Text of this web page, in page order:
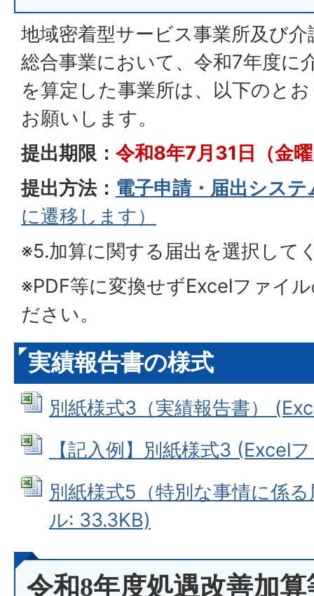
地域密着型サービス事業所及び
総合事業において、令和7年度に
を算定した事業所は、以下のと
お願いします。
提出期限： 令和8年7月31日（金
提出方法： 電子申請・届出システ
に遷移します）
※5.加算に関する届出を選択して
※PDF等に変換せずExcelファイ
ださい。
実績報告書の様式
別紙様式3（実績報告書）
【記入例】別紙様式3 (Excel
別紙様式5（特別な事情に係
ル: 33.3KB)
令和8年度処遇改善加